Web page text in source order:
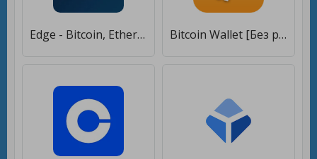
Edge - Bitcoin, Ethereum, Monero, Ripple Wallet [Без рекламы] Bitcoin Wallet [Без рекламы]